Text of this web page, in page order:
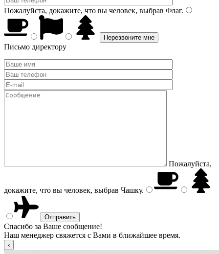
Пожалуйста, докажите, что вы человек, выбрав Флаг.
Письмо директору
Пожалуйста,
докажите, что вы человек, выбрав Чашку.
Спасибо за Ваше сообщение!
Наш менеджер свяжется с Вами в ближайшее время.